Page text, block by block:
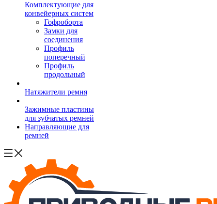
Комплектующие для
конвейерных систем
Гофроборта
Замки для
соединения
Профиль
поперечный
Профиль
продольный
Натяжители ремня
Зажимные пластины
для зубчатых ремней
Направляющие для
ремней